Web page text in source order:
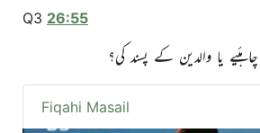
Q3 26:55
یا والدین کے پسند کی؟
Fiqahi Masail